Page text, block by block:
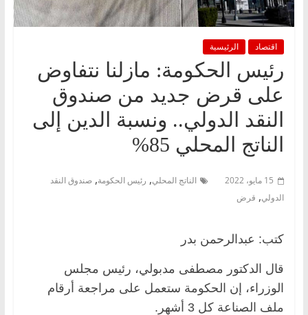
اقتصاد الرئيسية
رئيس الحكومة: مازلنا نتفاوض
على قرض جديد من صندوق
النقد الدولي.. ونسبة الدين إلى
الناتج المحلي 85%
15 مايو، 2022 الناتج المحلي, رئيس الحكومة, صندوق النقد
الدولي, قرض
كتب: عبدالرحمن بدر
قال الدكتور مصطفى مدبولي، رئيس مجلس
الوزراء، إن الحكومة ستعمل على مراجعة أرقام
ملف الصناعة كل 3 أشهر.